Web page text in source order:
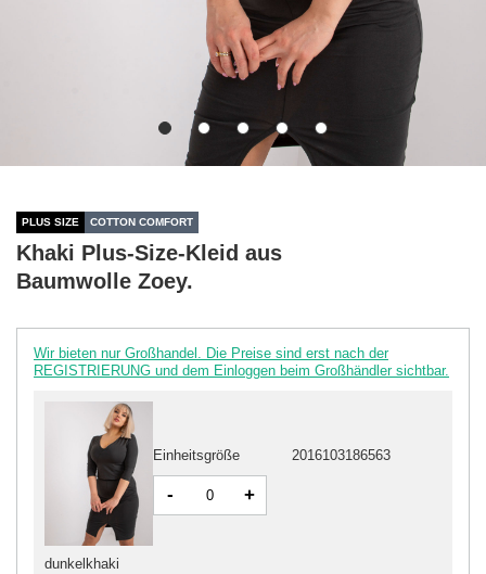
PLUS SIZE COTTON COMFORT
Khaki Plus-Size-Kleid aus
Baumwolle Zoey.
Wir bieten nur Großhandel. Die Preise sind erst nach der
REGISTRIERUNG und dem Einloggen beim Großhändler sichtbar.
dunkelkhaki
Einheitsgröße 2016103186563
- +